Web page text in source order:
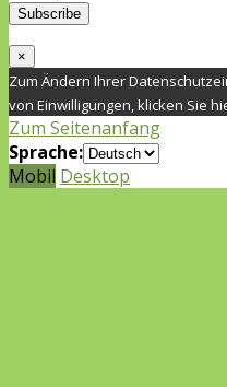
×
Zum Ändern Ihrer
von Einwilligungen, klicken Sie
Zum Seitenanfang
Sprache:
Mobil Desktop